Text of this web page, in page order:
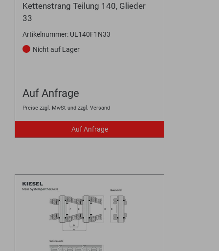
Kettenstrang Teilung 140, Glieder
33
Artikelnummer: UL140F1N33
Nicht auf Lager
Auf Anfrage
Preise zzgl. MwSt und zzgl. Versand
Auf Anfrage